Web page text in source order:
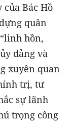
Bác Hồ
quân
hồn,
đảng và
xuyên quan
trị, tư
sự lãnh
trọng công